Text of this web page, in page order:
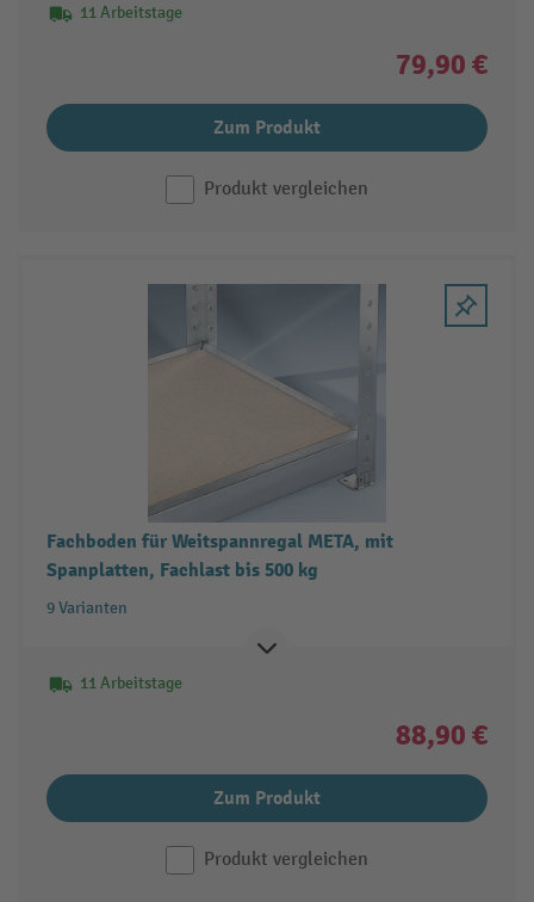
11 Arbeitstage
79,90 €
Zum Produkt
Produkt vergleichen
Fachboden für Weitspannregal META, mit
Spanplatten, Fachlast bis 500 kg
9 Varianten
11 Arbeitstage
88,90 €
Zum Produkt
Produkt vergleichen